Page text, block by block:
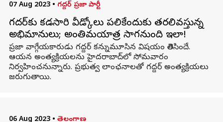
07 Aug 2023 • గద్దర్ ప్రజా పార్టీ
గద్దర్‌కు కడసారి వీడ్కోలు పలికేందుకు తరలివస్తున్న
అభిమానులు; అంతిమయాత్ర సాగనుంది ఇలా!
ప్రజా వాగ్గేయకారుడు గద్దర్ కన్నుమూసిన విషయం తెలిసిందే.
ఆయన అంత్యక్రియలను హైదరాబాద్‌లో సోమవారం
నిర్వహించనున్నారు. ప్రభుత్వ లాంఛనాలతో గద్దర్ అంత్యక్రియలు
జరుగుతాయి.
06 Aug 2023 • తెలంగాణ